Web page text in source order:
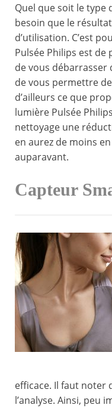
Quel que soit le type
besoin que le
d’utilisation. C’est
Pulsée Philips est de
de vous débarrasser
de vous permettre
d’ailleurs ce que
lumière Pulsée
nettoyage une
en aurez de moins
auparavant.
Capteur
efficace. Il faut noter
l’analyse. Ainsi, peu